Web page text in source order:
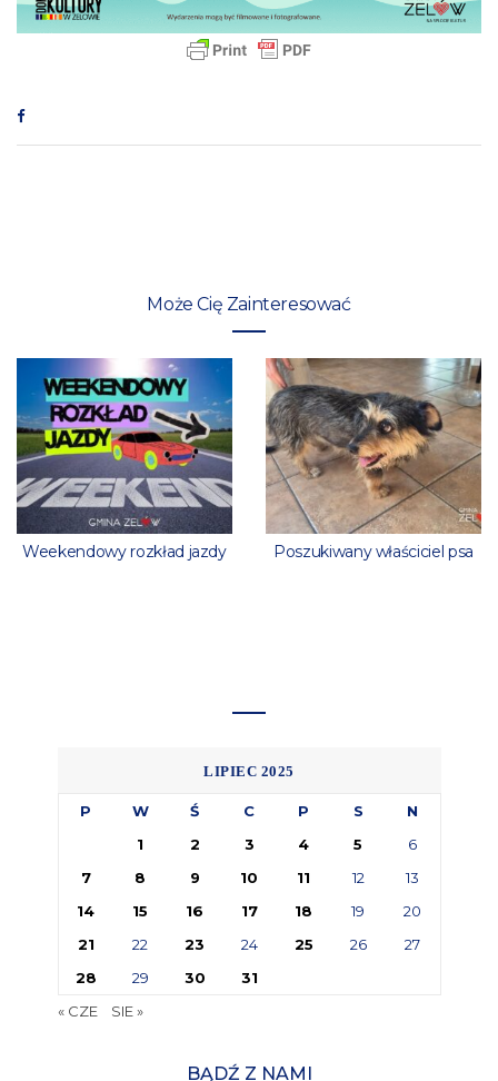
Może Cię Zainteresować
Weekendowy rozkład jazdy Poszukiwany właściciel psa
LIPIEC 2025
P W Ś C P S
N
1
2 3 4 5
6
7
8 9 10 11 12
13
14
15 16 17 18 19
20
21
22 23 24 25 26
27
28
29 30
31
« CZE
SIE »
BĄDŹ Z NAMI